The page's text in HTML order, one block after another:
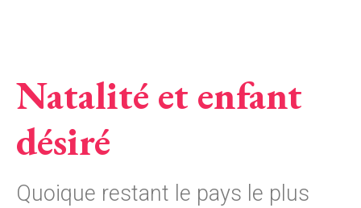
Natalité et enfant
désiré
Quoique restant le pays le plus